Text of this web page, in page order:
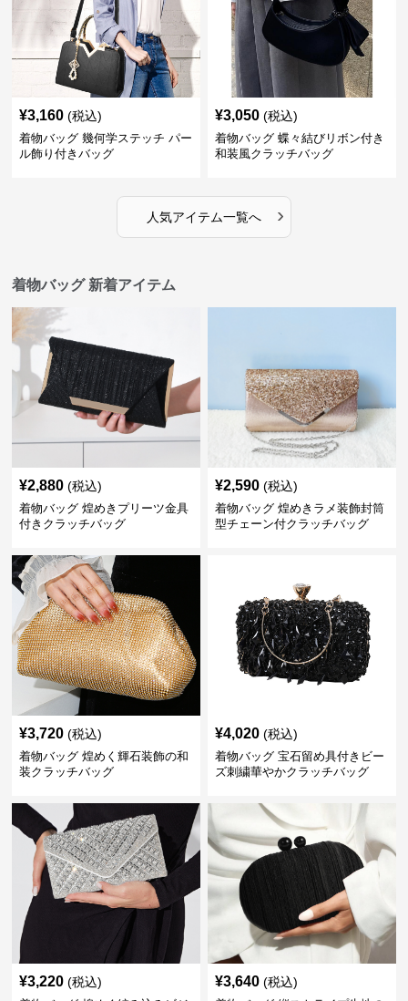
¥3,160 (税込)
着物バッグ 幾何学ステッチ パー
ル飾り付きバッグ
¥3,050 (税込)
着物バッグ 蝶々結びリボン付き
和装風クラッチバッグ
人気アイテム一覧へ ›
着物バッグ 新着アイテム
¥2,880 (税込)
着物バッグ 煌めきプリーツ金具
付きクラッチバッグ
¥2,590 (税込)
着物バッグ 煌めきラメ装飾封筒
型チェーン付クラッチバッグ
¥3,720 (税込)
着物バッグ 煌めく輝石装飾の和
装クラッチバッグ
¥4,020 (税込)
着物バッグ 宝石留め具付きビー
ズ刺繍華やかクラッチバッグ
¥3,220 (税込) ¥3,640 (税込)